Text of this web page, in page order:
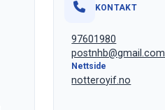
KONTAKT
97601980
postnhb@gmail.com
Nettside
notteroyif.no